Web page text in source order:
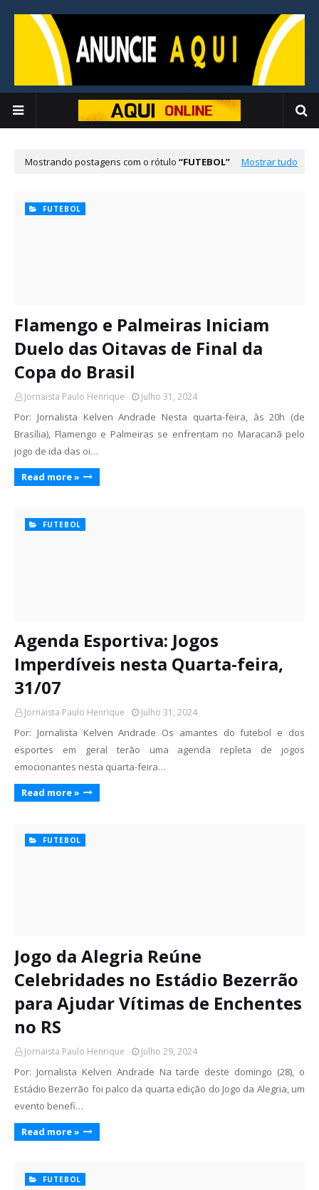
Mostrando postagens com o rótulo FUTEBOL Mostrar tudo
FUTEBOL
Flamengo e Palmeiras Iniciam
Duelo das Oitavas de Final da
Copa do Brasil
Jornaista Paulo Henrique Julho 31, 2024
Por: Jornalista Kelven Andrade Nesta quarta-feira, às 20h (de
Brasília), Flamengo e Palmeiras se enfrentam no Maracanã pelo
jogo de ida das oi…
Read more »
FUTEBOL
Agenda Esportiva: Jogos
Imperdíveis nesta Quarta-feira,
31/07
Jornaista Paulo Henrique Julho 31, 2024
Por: Jornalista Kelven Andrade Os amantes do futebol e dos
esportes em geral terão uma agenda repleta de jogos
emocionantes nesta quarta-feira…
Read more »
FUTEBOL
Jogo da Alegria Reúne
Celebridades no Estádio Bezerrão
para Ajudar Vítimas de Enchentes
no RS
Jornaista Paulo Henrique Julho 29, 2024
Por: Jornalista Kelven Andrade Na tarde deste domingo (28), o
Estádio Bezerrão foi palco da quarta edição do Jogo da Alegria, um
evento benefi…
Read more »
FUTEBOL